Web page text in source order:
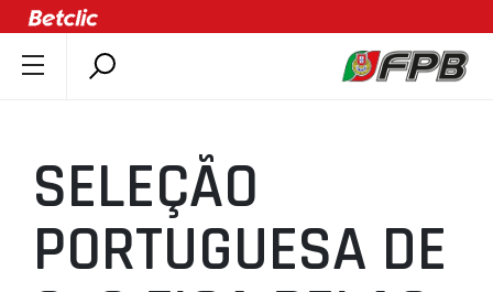
ÚLTIMAS
COMPETIÇÕES
ASSOCIAÇÕES
SELEÇÃO
PORTUGUESA DE